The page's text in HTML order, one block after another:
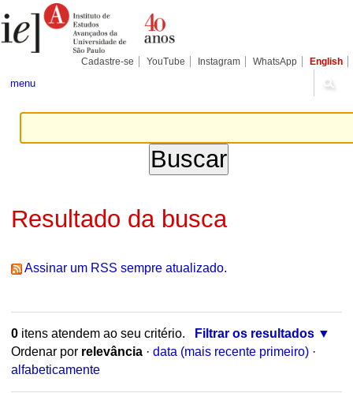
para
conteúdo.
Pessoais
Cadastre-se YouTube Instagram WhatsApp English
menu
Resultado da busca
Assinar um RSS sempre atualizado.
0itens atendem ao seu critério.
Filtrar os resultados
Ordenar por relevância · data (mais recente primeiro) ·
alfabeticamente